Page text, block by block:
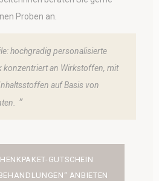
Proben an.
hochgradig personalisierte
konzentriert an Wirkstoffen, mit
auf Basis von
GUTSCHEIN
ANBIETEN